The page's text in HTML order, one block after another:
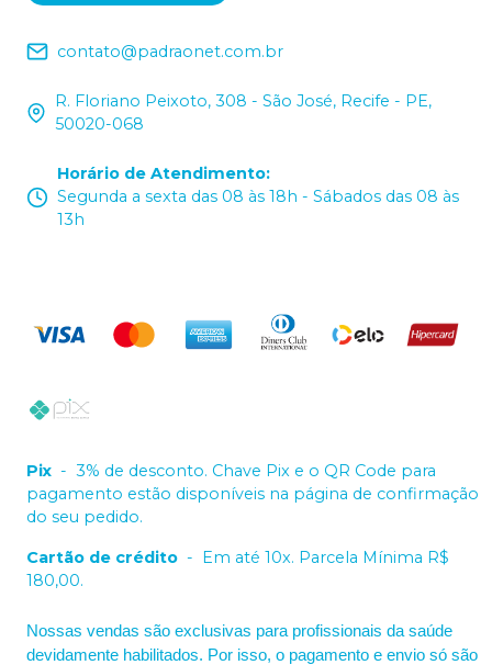
contato@padraonet.com.br
R. Floriano Peixoto, 308 - São José, Recife - PE,
50020-068
Horário de Atendimento:
Segunda a sexta das 08 às 18h - Sábados das 08 às
13h
Pix - 3% de desconto. Chave Pix e o QR Code para
pagamento estão disponíveis na página de confirmação
do seu pedido.
Cartão de crédito - Em até 10x. Parcela Mínima R$
180,00.
Nossas vendas são exclusivas para profissionais da saúde
devidamente habilitados. Por isso, o pagamento e envio só são